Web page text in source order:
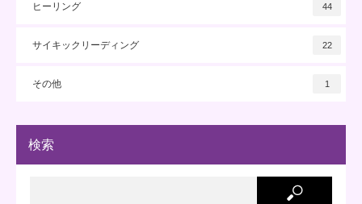
ヒーリング 44
サイキックリーディング 22
その他 1
検索